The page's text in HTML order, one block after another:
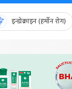
इन्डोक्राइन (हर्मोन रोग)